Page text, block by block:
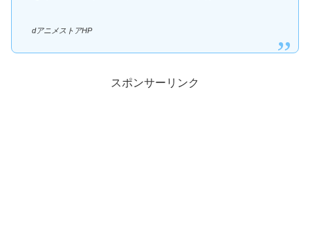
dアニメストアHP
スポンサーリンク